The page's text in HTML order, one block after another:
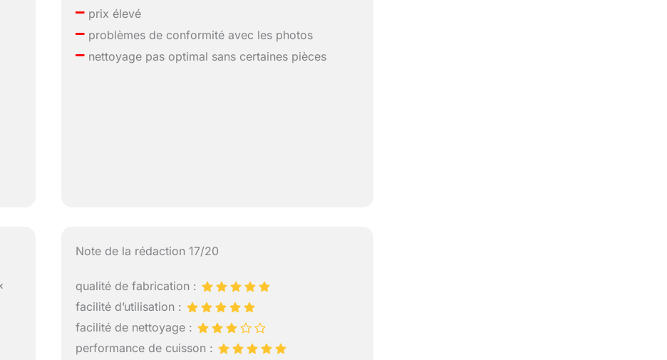
– prix élevé
– problèmes de conformité avec les photos
– nettoyage pas optimal sans certaines pièces
Note de la rédaction 17/20
qualité de fabrication :
facilité d’utilisation :
facilité de nettoyage :
performance de cuisson :